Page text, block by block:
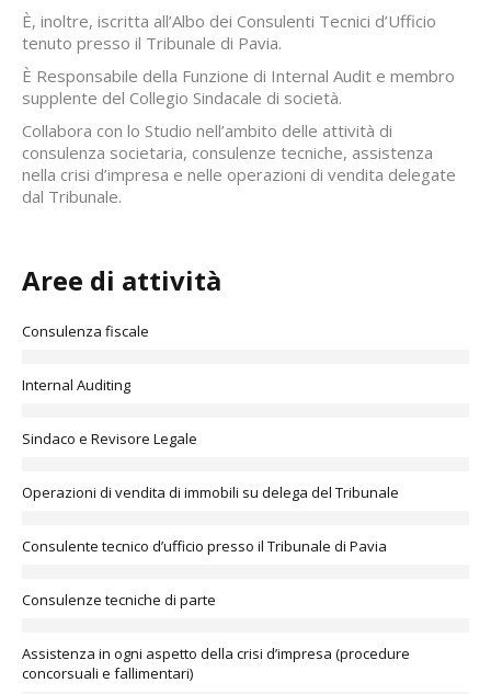
È, inoltre, iscritta all’Albo dei Consulenti Tecnici d’Ufficio
tenuto presso il Tribunale di Pavia.
È Responsabile della Funzione di Internal Audit e membro
supplente del Collegio Sindacale di società.
Collabora con lo Studio nell’ambito delle attività di
consulenza societaria, consulenze tecniche, assistenza
nella crisi d’impresa e nelle operazioni di vendita delegate
dal Tribunale.
Aree di attività
Consulenza fiscale
Internal Auditing
Sindaco e Revisore Legale
Operazioni di vendita di immobili su delega del Tribunale
Consulente tecnico d’ufficio presso il Tribunale di Pavia
Consulenze tecniche di parte
Assistenza in ogni aspetto della crisi d’impresa (procedure
concorsuali e fallimentari)